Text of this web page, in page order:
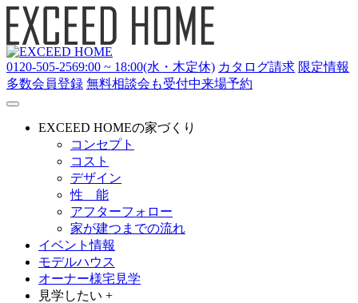
0120-505-2569:00 ~ 18:00(水・木定休) カタログ請求 限定情報
多数会員登録 無料相談会も受付中来場予約
EXCEED HOMEの家づくり
コンセプト
コスト
デザイン
性 能
アフターフォロー
家が建つまでの流れ
イベント情報
モデルハウス
オーナー様宅見学
見学したい +